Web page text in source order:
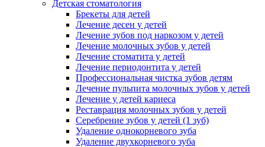
Детская стоматология
Брекеты для детей
Лечение десен у детей
Лечение зубов под наркозом у детей
Лечение молочных зубов у детей
Лечение стоматита у детей
Лечение периодонтита у детей
Профессиональная чистка зубов детям
Лечение пульпита молочных зубов у детей
Лечение у детей кариеса
Реставрация молочных зубов у детей
Серебрение зубов у детей (1 зуб)
Удаление однокорневого зуба
Удаление двухкорневого зуба